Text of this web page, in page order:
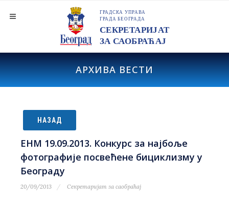
АРХИВА ВЕСТИ
НАЗАД
ЕНМ 19.09.2013. Конкурс за најбоље
фотографије посвећене бициклизму у
Београду
20/09/2013 Секретаријат за саобраћај